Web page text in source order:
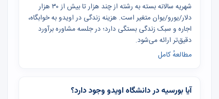
شهریه سالانه بسته به رشته از چند هزار تا بیش از ۳۰ هزار
دلار/یورو/یوان متغیر است. هزینه زندگی در اویدو به خوابگاه،
اجاره و سبک زندگی بستگی دارد؛ در جلسه مشاوره برآورد
دقیق‌تر ارائه می‌شود.
مطالعهٔ کامل
آیا بورسیه در دانشگاه اویدو وجود دارد؟